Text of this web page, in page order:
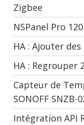
Zigbee
NSPanel Pro
HA : Ajouter
HA : Regrouper
Capteur de
SONOFF SNZB-
Intégration API